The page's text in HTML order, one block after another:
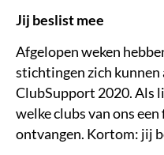
Jij beslist mee
Afgelopen weken
stichtingen zich kunnen
ClubSupport 2020. Als
welke clubs van ons
ontvangen. Kortom: jij